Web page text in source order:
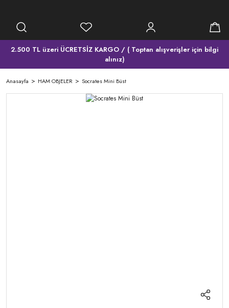
2.500 TL üzeri ÜCRETSİZ KARGO / ( Toptan alışverişler için bilgi
alınız)
Anasayfa HAM OBJELER Socrates Mini Büst